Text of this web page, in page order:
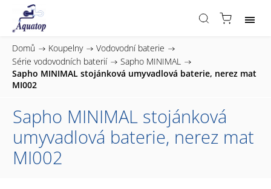
Domů / Koupelny / Vodovodní baterie /
Série vodovodních baterií / Sapho MINIMAL /
Sapho MINIMAL stojánková umyvadlová baterie, nerez mat
MI002
Sapho MINIMAL stojánková
umyvadlová baterie, nerez mat
MI002